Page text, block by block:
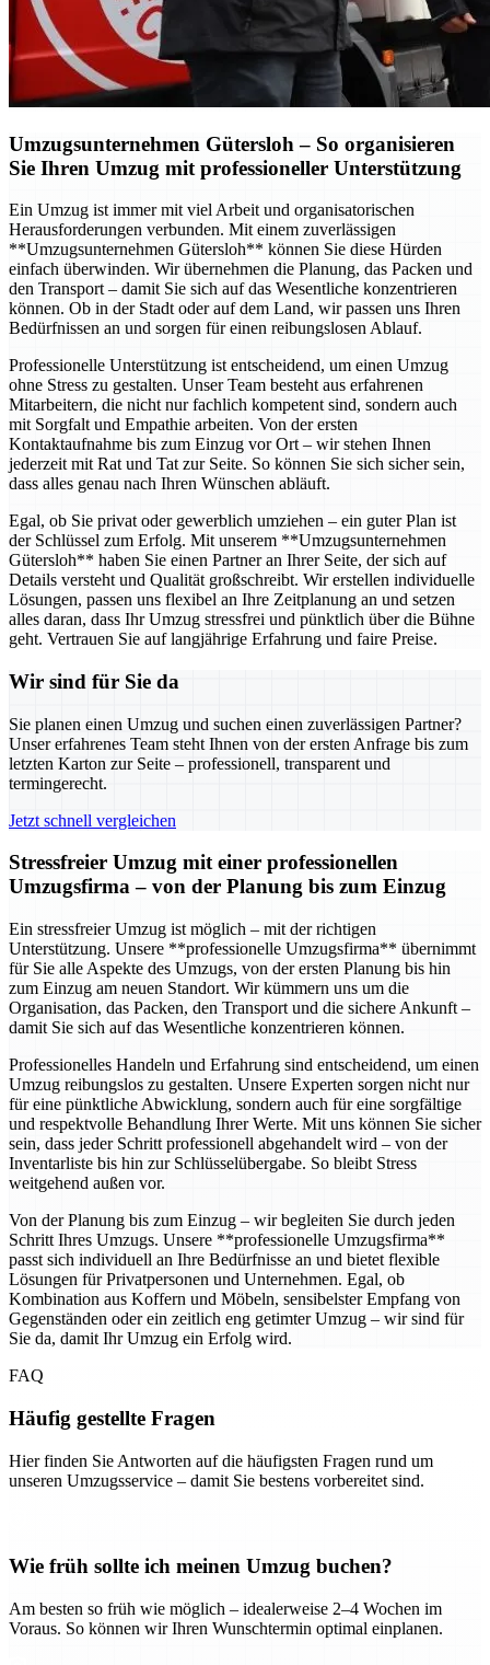
Umzugsunternehmen Gütersloh – So organisieren
Sie Ihren Umzug mit professioneller Unterstützung
Ein Umzug ist immer mit viel Arbeit und organisatorischen
Herausforderungen verbunden. Mit einem zuverlässigen
**Umzugsunternehmen Gütersloh** können Sie diese Hürden
einfach überwinden. Wir übernehmen die Planung, das Packen und
den Transport – damit Sie sich auf das Wesentliche konzentrieren
können. Ob in der Stadt oder auf dem Land, wir passen uns Ihren
Bedürfnissen an und sorgen für einen reibungslosen Ablauf.
Professionelle Unterstützung ist entscheidend, um einen Umzug
ohne Stress zu gestalten. Unser Team besteht aus erfahrenen
Mitarbeitern, die nicht nur fachlich kompetent sind, sondern auch
mit Sorgfalt und Empathie arbeiten. Von der ersten
Kontaktaufnahme bis zum Einzug vor Ort – wir stehen Ihnen
jederzeit mit Rat und Tat zur Seite. So können Sie sich sicher sein,
dass alles genau nach Ihren Wünschen abläuft.
Egal, ob Sie privat oder gewerblich umziehen – ein guter Plan ist
der Schlüssel zum Erfolg. Mit unserem **Umzugsunternehmen
Gütersloh** haben Sie einen Partner an Ihrer Seite, der sich auf
Details versteht und Qualität großschreibt. Wir erstellen individuelle
Lösungen, passen uns flexibel an Ihre Zeitplanung an und setzen
alles daran, dass Ihr Umzug stressfrei und pünktlich über die Bühne
geht. Vertrauen Sie auf langjährige Erfahrung und faire Preise.
Wir sind für Sie da
Sie planen einen Umzug und suchen einen zuverlässigen Partner?
Unser erfahrenes Team steht Ihnen von der ersten Anfrage bis zum
letzten Karton zur Seite – professionell, transparent und
termingerecht.
Jetzt schnell vergleichen
Stressfreier Umzug mit einer professionellen
Umzugsfirma – von der Planung bis zum Einzug
Ein stressfreier Umzug ist möglich – mit der richtigen
Unterstützung. Unsere **professionelle Umzugsfirma** übernimmt
für Sie alle Aspekte des Umzugs, von der ersten Planung bis hin
zum Einzug am neuen Standort. Wir kümmern uns um die
Organisation, das Packen, den Transport und die sichere Ankunft –
damit Sie sich auf das Wesentliche konzentrieren können.
Professionelles Handeln und Erfahrung sind entscheidend, um einen
Umzug reibungslos zu gestalten. Unsere Experten sorgen nicht nur
für eine pünktliche Abwicklung, sondern auch für eine sorgfältige
und respektvolle Behandlung Ihrer Werte. Mit uns können Sie sicher
sein, dass jeder Schritt professionell abgehandelt wird – von der
Inventarliste bis hin zur Schlüsselübergabe. So bleibt Stress
weitgehend außen vor.
Von der Planung bis zum Einzug – wir begleiten Sie durch jeden
Schritt Ihres Umzugs. Unsere **professionelle Umzugsfirma**
passt sich individuell an Ihre Bedürfnisse an und bietet flexible
Lösungen für Privatpersonen und Unternehmen. Egal, ob
Kombination aus Koffern und Möbeln, sensibelster Empfang von
Gegenständen oder ein zeitlich eng getimter Umzug – wir sind für
Sie da, damit Ihr Umzug ein Erfolg wird.
FAQ
Häufig gestellte Fragen
Hier finden Sie Antworten auf die häufigsten Fragen rund um
unseren Umzugsservice – damit Sie bestens vorbereitet sind.
Wie früh sollte ich meinen Umzug buchen?
Am besten so früh wie möglich – idealerweise 2–4 Wochen im
Voraus. So können wir Ihren Wunschtermin optimal einplanen.